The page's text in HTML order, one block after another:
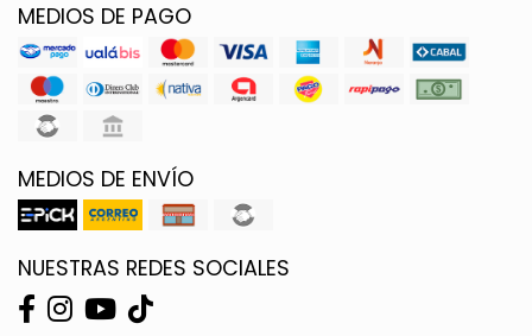
MEDIOS DE PAGO
MEDIOS DE ENVÍO
NUESTRAS REDES SOCIALES